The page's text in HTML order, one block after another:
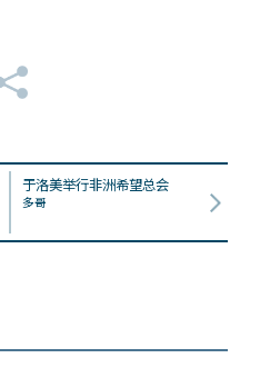
于洛美举行非洲希望总会
多哥